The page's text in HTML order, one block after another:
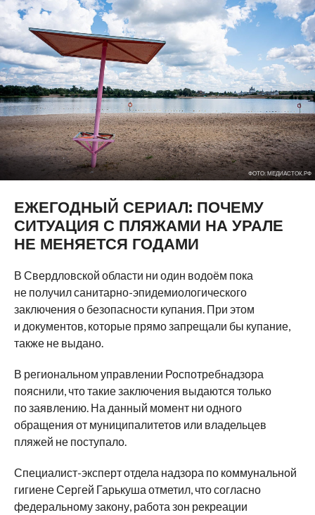
ФОТО: МЕДИАСТОК.РФ
ЕЖЕГОДНЫЙ СЕРИАЛ: ПОЧЕМУ
СИТУАЦИЯ С ПЛЯЖАМИ НА УРАЛЕ
НЕ МЕНЯЕТСЯ ГОДАМИ
В Свердловской области ни один водоём пока
не получил санитарно-эпидемиологического
заключения о безопасности купания. При этом
и документов, которые прямо запрещали бы купание,
также не выдано.
В региональном управлении Роспотребнадзора
пояснили, что такие заключения выдаются только
по заявлению. На данный момент ни одного
обращения от муниципалитетов или владельцев
пляжей не поступало.
Специалист-эксперт отдела надзора по коммунальной
гигиене Сергей Гарькуша отметил, что согласно
федеральному закону, работа зон рекреации